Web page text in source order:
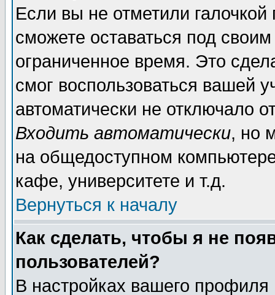
Если вы не отметили галочкой
сможете оставаться под
ограниченное время. Это
смог воспользоваться вашей
автоматически не отключало
Входить автоматически, но
на общедоступном
кафе, университете и т.д.
Вернуться к началу
Как сделать, чтобы я не
пользователей?
В настройках вашего